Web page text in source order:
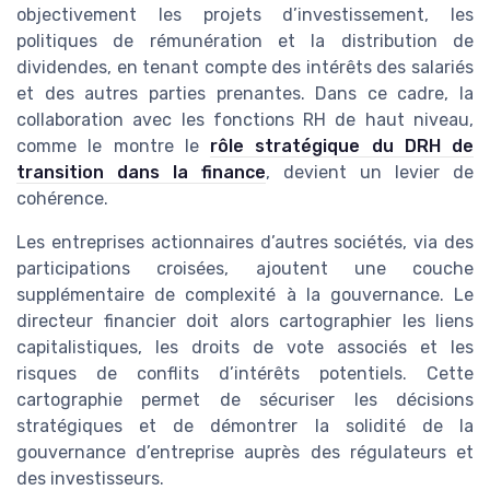
objectivement les projets d’investissement, les
politiques de rémunération et la distribution de
dividendes, en tenant compte des intérêts des salariés
et des autres parties prenantes. Dans ce cadre, la
collaboration avec les fonctions RH de haut niveau,
comme le montre le rôle stratégique du DRH de
transition dans la finance, devient un levier de
cohérence.
Les entreprises actionnaires d’autres sociétés, via des
participations croisées, ajoutent une couche
supplémentaire de complexité à la gouvernance. Le
directeur financier doit alors cartographier les liens
capitalistiques, les droits de vote associés et les
risques de conflits d’intérêts potentiels. Cette
cartographie permet de sécuriser les décisions
stratégiques et de démontrer la solidité de la
gouvernance d’entreprise auprès des régulateurs et
des investisseurs.